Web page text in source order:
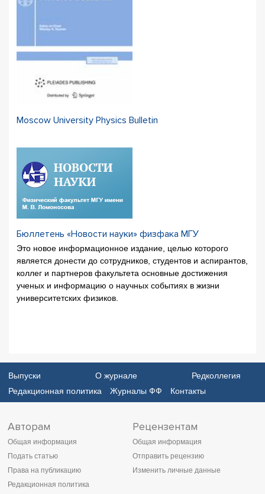
Moscow University Physics Bulletin
Бюллетень «Новости науки» физфака МГУ
Это новое информационное издание, целью которого
является донести до сотрудников, студентов и аспирантов,
коллег и партнеров факультета основные достижения
ученых и информацию о научных событиях в жизни
университетских физиков.
Выпуски О журнале
Редколлегия
Редакционная политика
Журналы ФФ Контакты
Авторам
Общая информация
Подать статью
Права на публикацию
Редакционная политика
Рецензентам
Общая информация
Отправить рецензию
Изменить личные данные